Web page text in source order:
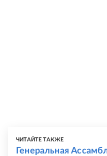
ЧИТАЙТЕ ТАКЖЕ
Генеральная